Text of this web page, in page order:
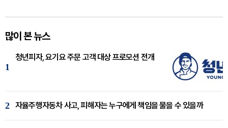
많이 본 뉴스
1
청년피자, 요기요 주문 고객 대상 프로모션 전개
2 자율주행자동차 사고, 피해자는 누구에게 책임을 물을 수 있을까